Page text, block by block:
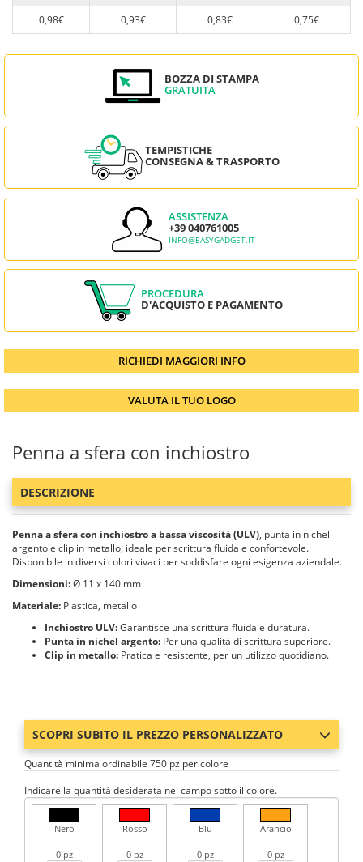
0,98€
0,93€ 0,83€ 0,75€
BOZZA DI STAMPA
GRATUITA
TEMPISTICHE
CONSEGNA & TRASPORTO
ASSISTENZA
+39 040761005
INFO@EASYGADGET.IT
PROCEDURA
D'ACQUISTO E PAGAMENTO
RICHIEDI MAGGIORI INFO
VALUTA IL TUO LOGO
Penna a sfera con inchiostro
DESCRIZIONE
Penna a sfera con inchiostro a bassa viscosità (ULV), punta in nichel
argento e clip in metallo, ideale per scrittura fluida e confortevole.
Disponibile in diversi colori vivaci per soddisfare ogni esigenza aziendale.
Dimensioni:Ø 11 x 140 mm
Materiale: Plastica, metallo
Inchiostro ULV:Garantisce una scrittura fluida e duratura.
Punta in nichel argento: Per una qualità di scrittura superiore.
Clip in metallo: Pratica e resistente, per un utilizzo quotidiano.
SCOPRI SUBITO IL PREZZO PERSONALIZZATO
Quantità minima ordinabile 750 pz per colore
Indicare la quantità desiderata nel campo sotto il colore.
Nero
0 pz
Rosso
0 pz
Blu
0 pz
Arancio
0 pz